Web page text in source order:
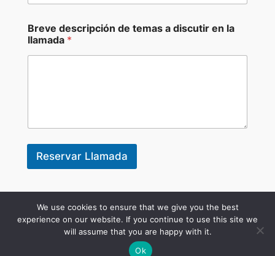
Breve descripción de temas a discutir en la
llamada *
Reservar Llamada
ResultadosMis SecretosBlog EconomicoPodcastAbout Me
Comunidad
We use cookies to ensure that we give you the best
experience on our website. If you continue to use this site we
will assume that you are happy with it.
Ok